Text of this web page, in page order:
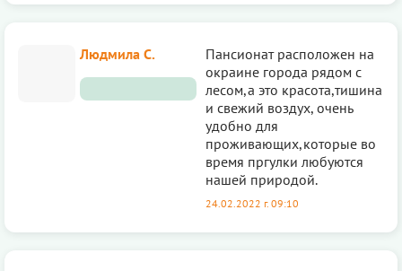
Людмила С.
Пансионат расположен на
окраине города рядом с
лесом,а это красота,тишина
и свежий воздух, очень
удобно для
проживающих,которые во
время пргулки любуются
нашей природой.
24.02.2022 г. 09:10